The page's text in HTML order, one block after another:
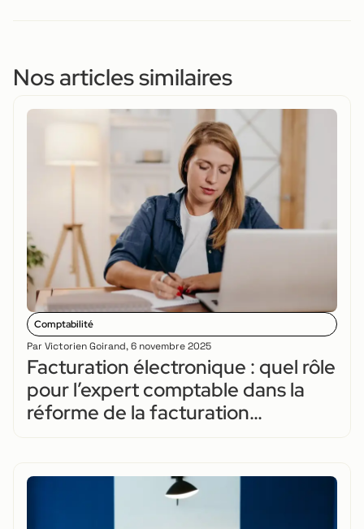
Nos articles similaires
Comptabilité
Par Victorien Goirand,6 novembre 2025
Facturation électronique : quel rôle
pour l’expert comptable dans la
réforme de la facturation